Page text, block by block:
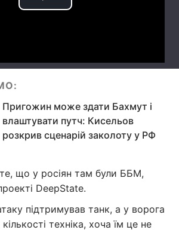
Пригожин може здати Бахмут і
влаштувати путч: Кисельов
розкрив сценарій заколоту у РФ
що у росіян там були ББМ,
DeepState.
підтримував танк, а у ворога
техніка, хоча їм це не